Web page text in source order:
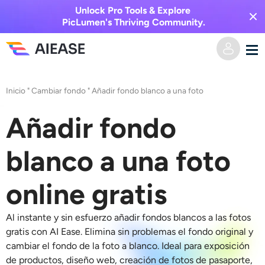
Unlock Pro Tools & Explore
PicLumen's Thriving Community.
Generador de besos de IA
Imagen AI
Imagen a imagen
Texto a imagen
Herramientas de IA
Editor y creador de fotos
Precios
Inicio "Cambiar fondo "Añadir fondo blanco a una foto
Añadir fondo
blanco a una foto
online gratis
Al instante y sin esfuerzo añadir fondos blancos a las fotos
gratis con AI Ease. Elimina sin problemas el fondo original y
cambiar el fondo de la foto a blanco. Ideal para exposición
de productos, diseño web, creación de fotos de pasaporte,